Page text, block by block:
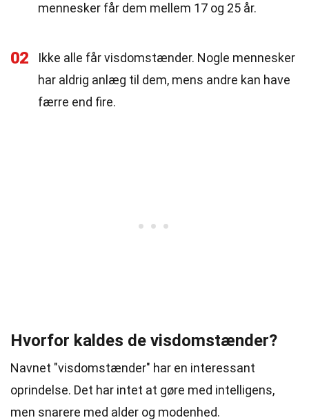
mennesker får dem mellem 17 og 25 år.
02
Ikke alle får visdomstænder. Nogle mennesker
har aldrig anlæg til dem, mens andre kan have
færre end fire.
Hvorfor kaldes de visdomstænder?
Navnet "visdomstænder" har en interessant
oprindelse. Det har intet at gøre med intelligens,
men snarere med alder og modenhed.